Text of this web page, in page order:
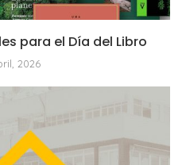
para el Día del Libro
2026